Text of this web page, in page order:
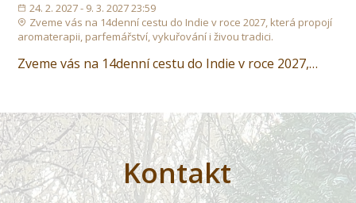
24. 2. 2027 - 9. 3. 2027 23:59
Zveme vás na 14denní cestu do Indie v roce 2027, která propojí
aromaterapii, parfemářství, vykuřování i živou tradici.
Zveme vás na 14denní cestu do Indie v roce 2027,…
Kontakt